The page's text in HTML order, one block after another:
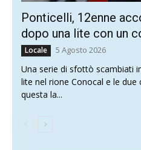
Ponticelli, 12enne
dopo una lite con un
Locale 5 Agosto 2026
Una serie di sfottò scambiati
lite nel rione Conocal e le due
questa la...